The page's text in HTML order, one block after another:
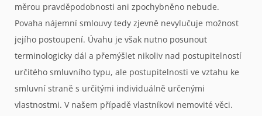
měrou pravděpodobnosti ani zpochybněno nebude.
Povaha nájemní smlouvy tedy zjevně nevylučuje možnost
jejího postoupení. Úvahu je však nutno posunout
terminologicky dál a přemýšlet nikoliv nad postupitelností
určitého smluvního typu, ale postupitelnosti ve vztahu ke
smluvní straně s určitými individuálně určenými
vlastnostmi. V našem případě vlastníkovi nemovité věci.